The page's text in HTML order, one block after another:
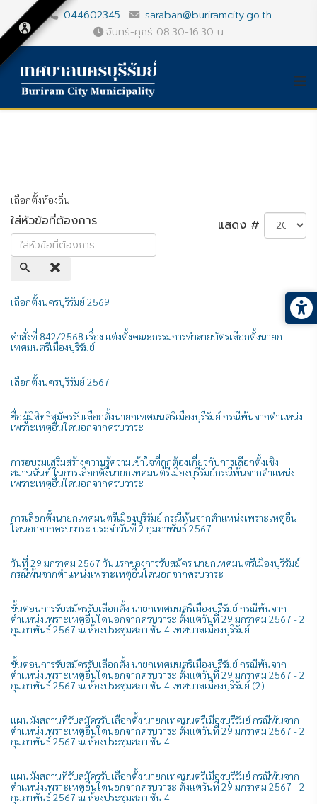
044602345
saraban@buriramcity.go.th
จันทร์-ศุกร์ 08.30-16.30 น.
เลือกตั้งท้องถิ่น
ใส่หัวข้อที่ต้องการ แสดง #
เลือกตั้งนครบุรีรัมย์ 2569
คำสั่งที่ 842/2568 เรื่อง แต่งตั้งคณะกรรมการทำลายบัตรเลือกตั้งนายก
เทศมนตรีเมืองบุรีรัมย์
เลือกตั้งนครบุรีรัมย์ 2567
ชื่อผู้มีสิทธิสมัครรับเลือกตั้งนายกเทศมนตรีเมืองบุรีรัมย์ กรณีพ้นจากตำแหน่ง
เพราะเหตุอื่นใดนอกจากครบวาระ
การอบรมเสริมสร้างความรู้ความเข้าใจที่ถูกต้องเกี่ยวกับการเลือกตั้งเชิง
สมานฉันท์ ในการเลือกตั้งนายกเทศมนตรีเมืองบุรีรัมย์กรณีพ้นจากตำแหน่ง
เพราะเหตุอื่นใดนอกจากครบวาระ
การเลือกตั้งนายกเทศมนตรีเมืองบุรีรัมย์ กรณีพ้นจากตำแหน่งเพราะเหตุอื่น
ใดนอกจากครบวาระ ประจำวันที่ 2 กุมภาพันธ์ 2567
วันที่ 29 มกราคม 2567 วันแรกของการรับสมัคร นายกเทศมนตรีเมืองบุรีรัมย์
กรณีพ้นจากตำแหน่งเพราะเหตุอื่นใดนอกจากครบวาระ
ขั้นตอนการรับสมัครรับเลือกตั้ง นายกเทศมนตรีเมืองบุรีรัมย์ กรณีพ้นจาก
ตำแหน่งเพราะเหตุอื่นใดนอกจากครบวาระ ตั้งแต่วันที่ 29 มกราคม 2567 - 2
กุมภาพันธ์ 2567 ณ ห้องประชุมสภา ชั้น 4 เทศบาลเมืองบุรีรัมย์
ขั้นตอนการรับสมัครรับเลือกตั้ง นายกเทศมนตรีเมืองบุรีรัมย์ กรณีพ้นจาก
ตำแหน่งเพราะเหตุอื่นใดนอกจากครบวาระ ตั้งแต่วันที่ 29 มกราคม 2567 - 2
กุมภาพันธ์ 2567 ณ ห้องประชุมสภา ชั้น 4 เทศบาลเมืองบุรีรัมย์ (2)
แผนผังสถานที่รับสมัครรับเลือกตั้ง นายกเทศมนตรีเมืองบุรีรัมย์ กรณีพ้นจาก
ตำแหน่งเพราะเหตุอื่นใดนอกจากครบวาระ ตั้งแต่วันที่ 29 มกราคม 2567 - 2
กุมภาพันธ์ 2567 ณ ห้องประชุมสภา ชั้น 4
แผนผังสถานที่รับสมัครรับเลือกตั้ง นายกเทศมนตรีเมืองบุรีรัมย์ กรณีพ้นจาก
ตำแหน่งเพราะเหตุอื่นใดนอกจากครบวาระ ตั้งแต่วันที่ 29 มกราคม 2567 - 2
กุมภาพันธ์ 2567 ณ ห้องประชุมสภา ชั้น 4